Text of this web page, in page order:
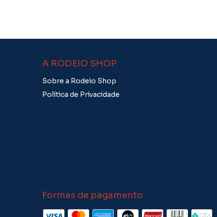
A RODEIO SHOP
Sobre a Rodeio Shop
Política de Privacidade
Formas de pagamento